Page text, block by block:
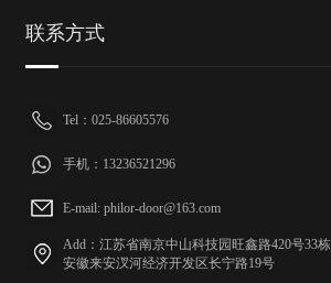
联系方式
Tel：025-86605576
手机：13236521296
E-mail: philor-door@163.com
Add：江苏省南京中山科技园旺鑫路420号33栋
安徽来安汊河经济开发区长宁路19号